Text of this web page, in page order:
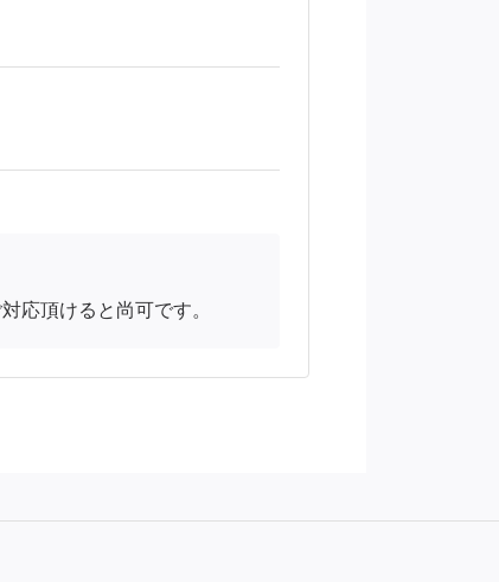
応頂けると尚可です。